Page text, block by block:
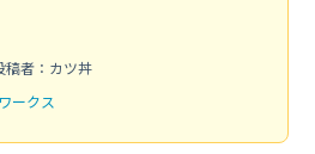
稿者：カツ丼
ークス